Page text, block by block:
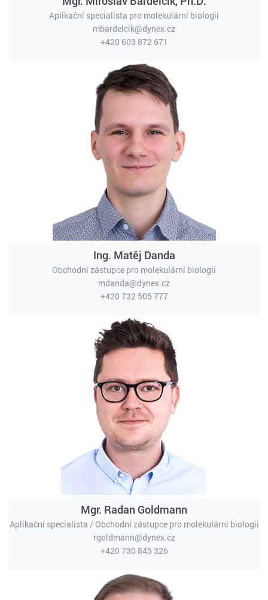
Aplikační specialista pro molekulární biologii
mbardelcik@dynex.cz
+420 603 872 671
Ing. Matěj Danda
Obchodní zástupce pro molekulární biologii
mdanda@dynex.cz
+420 732 505 777
Mgr. Radan Goldmann
Aplikační specialista / Obchodní zástupce pro molekulární biologii
rgoldmann@dynex.cz
+420 730 845 326